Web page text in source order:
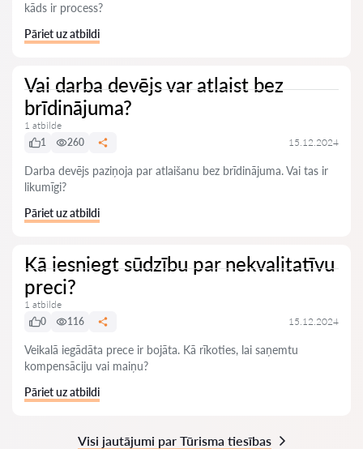
kāds ir process?
Pāriet uz atbildi
Vai darba devējs var atlaist bez
brīdinājuma?
1 atbilde
1
260 15.12.2024
Darba devējs paziņoja par atlaišanu bez brīdinājuma. Vai tas ir
likumīgi?
Pāriet uz atbildi
Kā iesniegt sūdzību par nekvalitatīvu
preci?
1 atbilde
0
116 15.12.2024
Veikalā iegādāta prece ir bojāta. Kā rīkoties, lai saņemtu
kompensāciju vai maiņu?
Pāriet uz atbildi
Visi jautājumi par Tūrisma tiesības